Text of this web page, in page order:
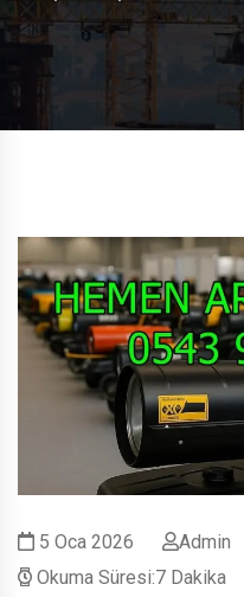
5 Oca 2026 Admin
Okuma Süresi:7 Dakika